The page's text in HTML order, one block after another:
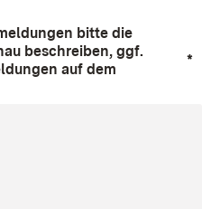
bitte die
beschreiben, ggf.
auf dem
*